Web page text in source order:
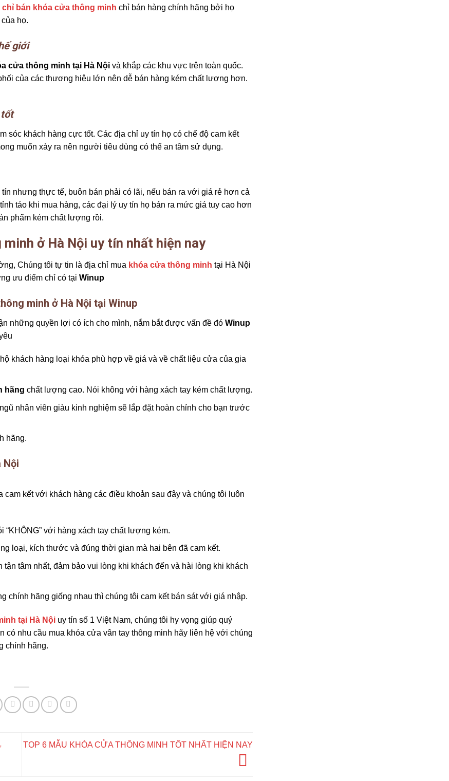
chỉ bán khóa cửa thông minh chỉ bán hàng chính hãng bởi họ
họ.
giới
cửa thông minh tại Hà Nội và khắp các khu vực trên toàn quốc.
của các thương hiệu lớn nên dễ bán hàng kém chất lượng hơn.
khách hàng cực tốt. Các địa chỉ uy tín họ có chế độ cam kết
muốn xảy ra nên người tiêu dùng có thể an tâm sử dụng.
nhưng thực tế, buôn bán phải có lãi, nếu bán ra với giá rẻ hơn cả
táo khi mua hàng, các đại lý uy tín họ bán ra mức giá tuy cao hơn
phẩm kém chất lượng rồi.
ở Hà Nội uy tín nhất hiện nay
Chúng tôi tự tin là địa chỉ mua khóa cửa thông minh tại Hà Nội
ưu điểm chỉ có tại Winup
minh ở Hà Nội tại Winup
những quyền lợi có ích cho mình, nắm bắt được vấn đề đó Winup
khách hàng loại khóa phù hợp về giá và về chất liệu cửa của gia
hãng chất lượng cao. Nói không với hàng xách tay kém chất lượng.
nhân viên giàu kinh nghiệm sẽ lắp đặt hoàn chỉnh cho bạn trước
hãng.
Nội
cam kết với khách hàng các điều khoản sau đây và chúng tôi luôn
“KHÔNG” với hàng xách tay chất lượng kém.
loại, kích thước và đúng thời gian mà hai bên đã cam kết.
tận tâm nhất, đảm bảo vui lòng khi khách đến và hài lòng khi khách
chính hãng giống nhau thì chúng tôi cam kết bán sát với giá nhập.
tại Hà Nội uy tín số 1 Việt Nam, chúng tôi hy vọng giúp quý
có nhu cầu mua khóa cửa vân tay thông minh hãy liên hệ với chúng
chính hãng.
TOP 6 MẪU KHÓA CỬA THÔNG MINH TỐT NHẤT HIỆN NAY